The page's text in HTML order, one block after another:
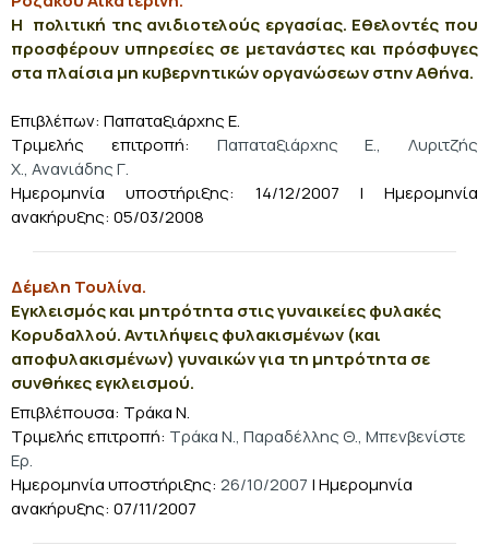
Η πολιτική της ανιδιοτελούς εργασίας. Εθελοντές που
προσφέρουν υπηρεσίες σε μετανάστες και πρόσφυγες
στα πλαίσια μη κυβερνητικών οργανώσεων στην Αθήνα.
Επιβλέπων: Παπαταξιάρχης Ε.
Τριμελής επιτροπή: Παπαταξιάρχης Ε., Λυριτζής
Χ., Ανανιάδης Γ.
Ημερομηνία υποστήριξης: 14/12/2007 | Ημερομηνία
ανακήρυξης: 05/03/2008
Δέμελη Τουλίνα.
Εγκλεισμός και μητρότητα στις γυναικείες φυλακές
Κορυδαλλού. Αντιλήψεις φυλακισμένων (και
αποφυλακισμένων) γυναικών για τη μητρότητα σε
συνθήκες εγκλεισμού.
Επιβλέπουσα: Τράκα Ν.
Τριμελής επιτροπή: Τράκα Ν., Παραδέλλης Θ., Μπενβενίστε
Ερ.
Ημερομηνία υποστήριξης: 26/10/2007 | Ημερομηνία
ανακήρυξης: 07/11/2007